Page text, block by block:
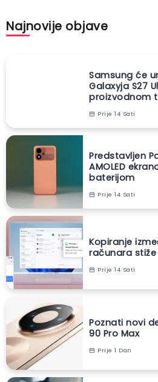
Najnovije objave
Samsung će
Galaxyja S27
proizvodnom
Prije 14 Sati
Predstavljen
AMOLED
baterijom
Prije 14 Sati
Kopiranje
računara stiže
Prije 14 Sati
Poznati novi
90 Pro Max
Prije 1 Dan